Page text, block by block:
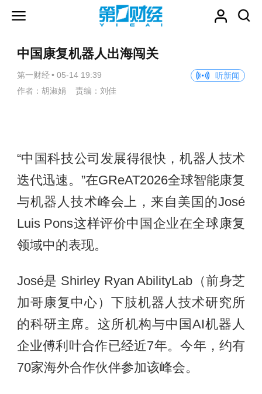
中国康复机器人出海闯关
第一财经 • 05-14 19:39
听新闻
作者：胡淑娟 责编：刘佳
“中国科技公司发展得很快，机器人技术
迭代迅速。”在GReAT2026全球智能康复
与机器人技术峰会上，来自美国的José
Luis Pons这样评价中国企业在全球康复
领域中的表现。
José是 Shirley Ryan AbilityLab（前身芝
加哥康复中心）下肢机器人技术研究所
的科研主席。这所机构与中国AI机器人
企业傅利叶合作已经近7年。今年，约有
70家海外合作伙伴参加该峰会。